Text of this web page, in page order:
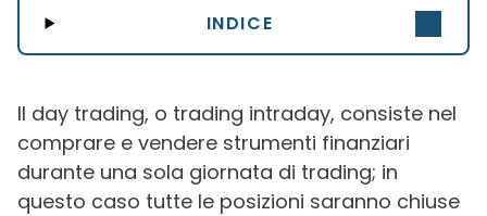
INDICE
Il day trading, o trading intraday, consiste nel
comprare e vendere strumenti finanziari
durante una sola giornata di trading; in
questo caso tutte le posizioni saranno chiuse